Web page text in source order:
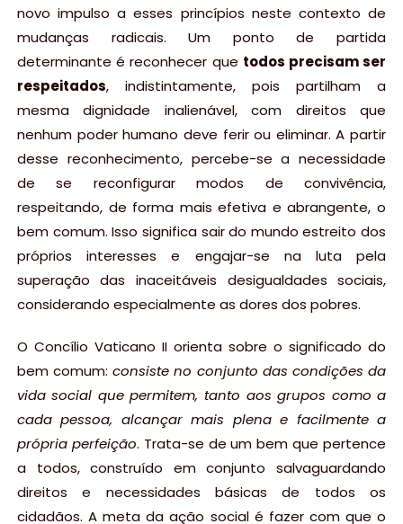
novo impulso a esses princípios neste contexto de
mudanças radicais. Um ponto de partida
determinante é reconhecer que todos precisam ser
respeitados, indistintamente, pois partilham a
mesma dignidade inalienável, com direitos que
nenhum poder humano deve ferir ou eliminar. A partir
desse reconhecimento, percebe-se a necessidade
de se reconfigurar modos de convivência,
respeitando, de forma mais efetiva e abrangente, o
bem comum. Isso significa sair do mundo estreito dos
próprios interesses e engajar-se na luta pela
superação das inaceitáveis desigualdades sociais,
considerando especialmente as dores dos pobres.
O Concílio Vaticano II orienta sobre o significado do
bem comum:consiste no conjunto das condições da
vida social que permitem, tanto aos grupos como a
cada pessoa, alcançar mais plena e facilmente a
própria perfeição. Trata-se de um bem que pertence
a todos, construído em conjunto salvaguardando
direitos e necessidades básicas de todos os
cidadãos. A meta da ação social é fazer com que o